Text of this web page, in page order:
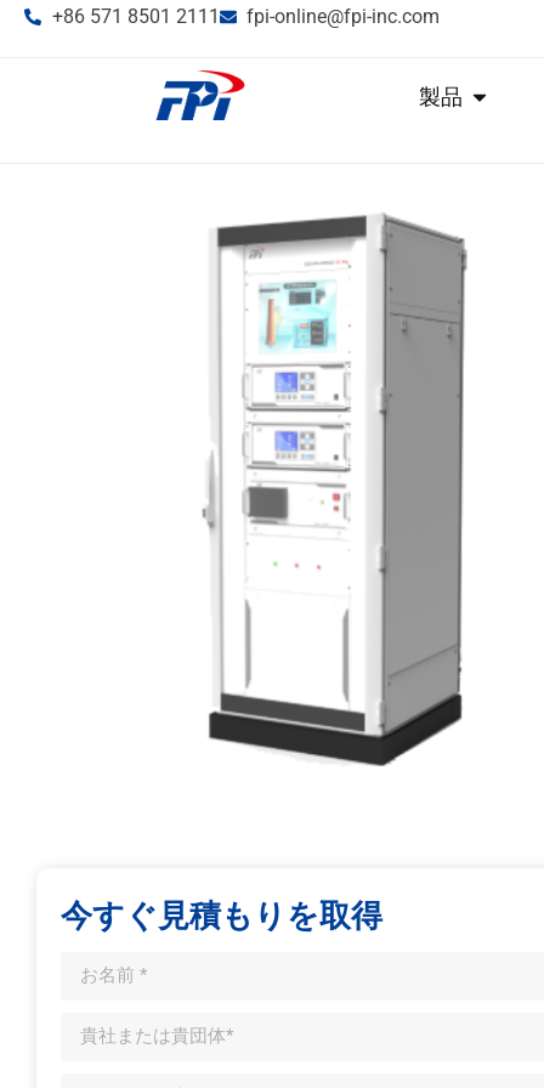
+86 571 8501 2111 fpi-online@fpi-inc.com
製品
今すぐ見積もりを取得